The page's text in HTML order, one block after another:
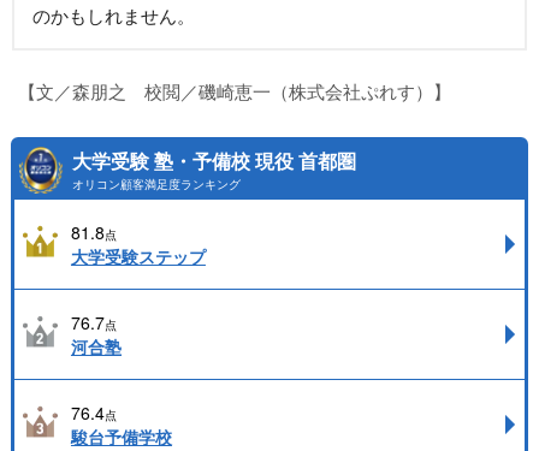
のかもしれません。
【文／森朋之 校閲／磯崎恵一（株式会社ぷれす）】
大学受験 塾・予備校 現役 首都圏
オリコン顧客満足度ランキング
81.8点
大学受験ステップ
76.7点
河合塾
76.4点
駿台予備学校